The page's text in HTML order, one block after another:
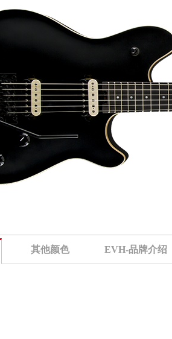
其他颜色 EVH-品牌介绍